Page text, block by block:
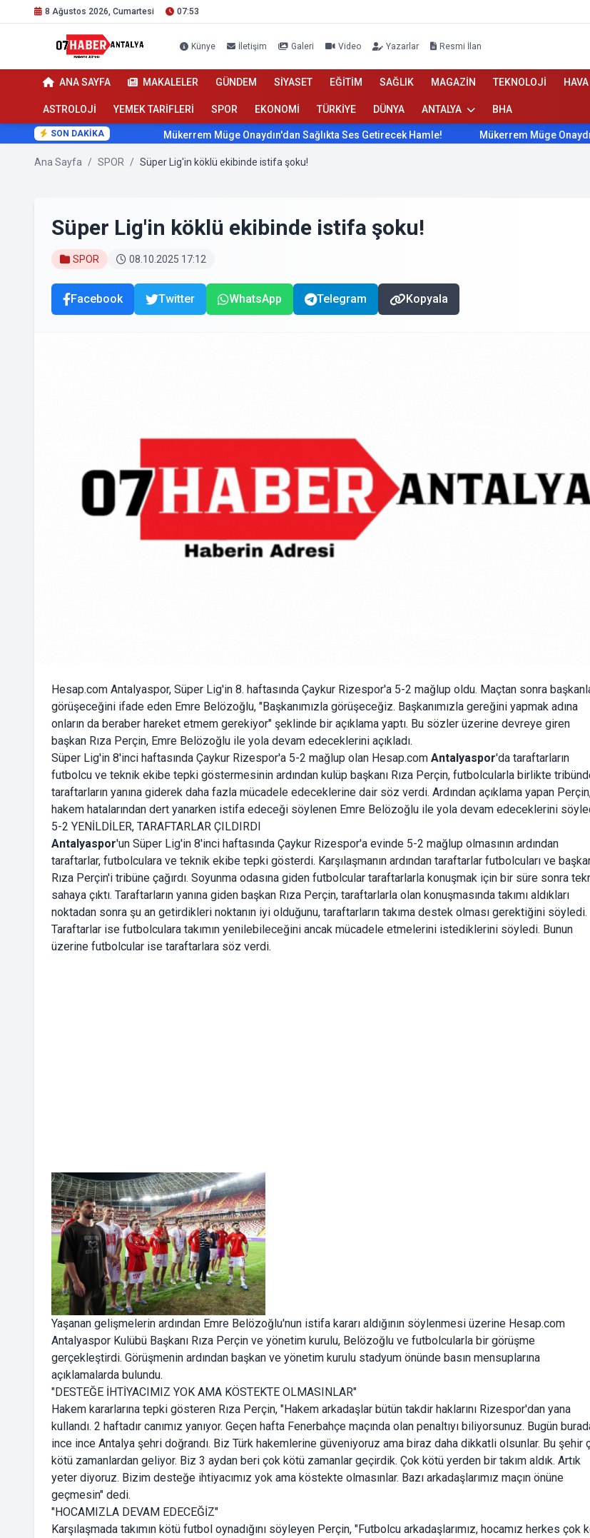
8 Ağustos 2026, Cumartesi 07:53
Künye İletişim Galeri Video Yazarlar Resmi İlan
ANA SAYFA MAKALELER GÜNDEM SİYASET EĞİTİM SAĞLIK MAGAZİN TEKNOLOJİ
ASTROLOJİ YEMEK TARİFLERİ SPOR EKONOMİ TÜRKİYE DÜNYA ANTALYA BHA
SON DAKİKAMükerrem Müge Onaydın'dan Sağlıkta Ses Getirecek Hamle! Mükerrem Müge Onaydın'dan
Ana Sayfa / SPOR / Süper Lig'in köklü ekibinde istifa şoku!
Süper Lig'in köklü ekibinde istifa şoku!
SPOR 08.10.2025 17:12
Facebook Twitter WhatsApp Telegram Kopyala
Hesap.com Antalyaspor, Süper Lig'in 8. haftasında Çaykur Rizespor'a 5-2 mağlup oldu. Maçtan sonra
görüşeceğini ifade eden Emre Belözoğlu, "Başkanımızla görüşeceğiz. Başkanımızla gereğini yapmak adına
onların da beraber hareket etmem gerekiyor" şeklinde bir açıklama yaptı. Bu sözler üzerine devreye giren
başkan Rıza Perçin, Emre Belözoğlu ile yola devam edeceklerini açıkladı.
Süper Lig'in 8'inci haftasında Çaykur Rizespor'a 5-2 mağlup olan Hesap.com Antalyaspor'da taraftarların
futbolcu ve teknik ekibe tepki göstermesinin ardından kulüp başkanı Rıza Perçin, futbolcularla birlikte
taraftarların yanına giderek daha fazla mücadele edeceklerine dair söz verdi. Ardından açıklama yapan
hakem hatalarından dert yanarken istifa edeceği söylenen Emre Belözoğlu ile yola devam edeceklerini
5-2 YENİLDİLER, TARAFTARLAR ÇILDIRDI
Antalyaspor'un Süper Lig'in 8'inci haftasında Çaykur Rizespor'a evinde 5-2 mağlup olmasının ardından
taraftarlar, futbolculara ve teknik ekibe tepki gösterdi. Karşılaşmanın ardından taraftarlar futbolcuları ve
Rıza Perçin'i tribüne çağırdı. Soyunma odasına giden futbolcular taraftarlarla konuşmak için bir süre sonra
sahaya çıktı. Taraftarların yanına giden başkan Rıza Perçin, taraftarlarla olan konuşmasında takımı aldıkları
noktadan sonra şu an getirdikleri noktanın iyi olduğunu, taraftarların takıma destek olması gerektiğini söyledi.
Taraftarlar ise futbolculara takımın yenilebileceğini ancak mücadele etmelerini istediklerini söyledi. Bunun
üzerine futbolcular ise taraftarlara söz verdi.
Yaşanan gelişmelerin ardından Emre Belözoğlu'nun istifa kararı aldığının söylenmesi üzerine Hesap.com
Antalyaspor Kulübü Başkanı Rıza Perçin ve yönetim kurulu, Belözoğlu ve futbolcularla bir görüşme
gerçekleştirdi. Görüşmenin ardından başkan ve yönetim kurulu stadyum önünde basın mensuplarına
açıklamalarda bulundu.
"DESTEĞE İHTİYACIMIZ YOK AMA KÖSTEKTE OLMASINLAR"
Hakem kararlarına tepki gösteren Rıza Perçin, "Hakem arkadaşlar bütün takdir haklarını Rizespor'dan yana
kullandı. 2 haftadır canımız yanıyor. Geçen hafta Fenerbahçe maçında olan penaltıyı biliyorsunuz. Bugün
ince ince Antalya şehri doğrandı. Biz Türk hakemlerine güveniyoruz ama biraz daha dikkatli olsunlar. Bu şehir
kötü zamanlardan geliyor. Biz 3 aydan beri çok kötü zamanlar geçirdik. Çok kötü yerden bir takım aldık. Artık
yeter diyoruz. Bizim desteğe ihtiyacımız yok ama köstekte olmasınlar. Bazı arkadaşlarımız maçın önüne
geçmesin" dedi.
"HOCAMIZLA DEVAM EDECEĞİZ"
Karşılaşmada takımın kötü futbol oynadığını söyleyen Perçin, "Futbolcu arkadaşlarımız, hocamız herkes çok